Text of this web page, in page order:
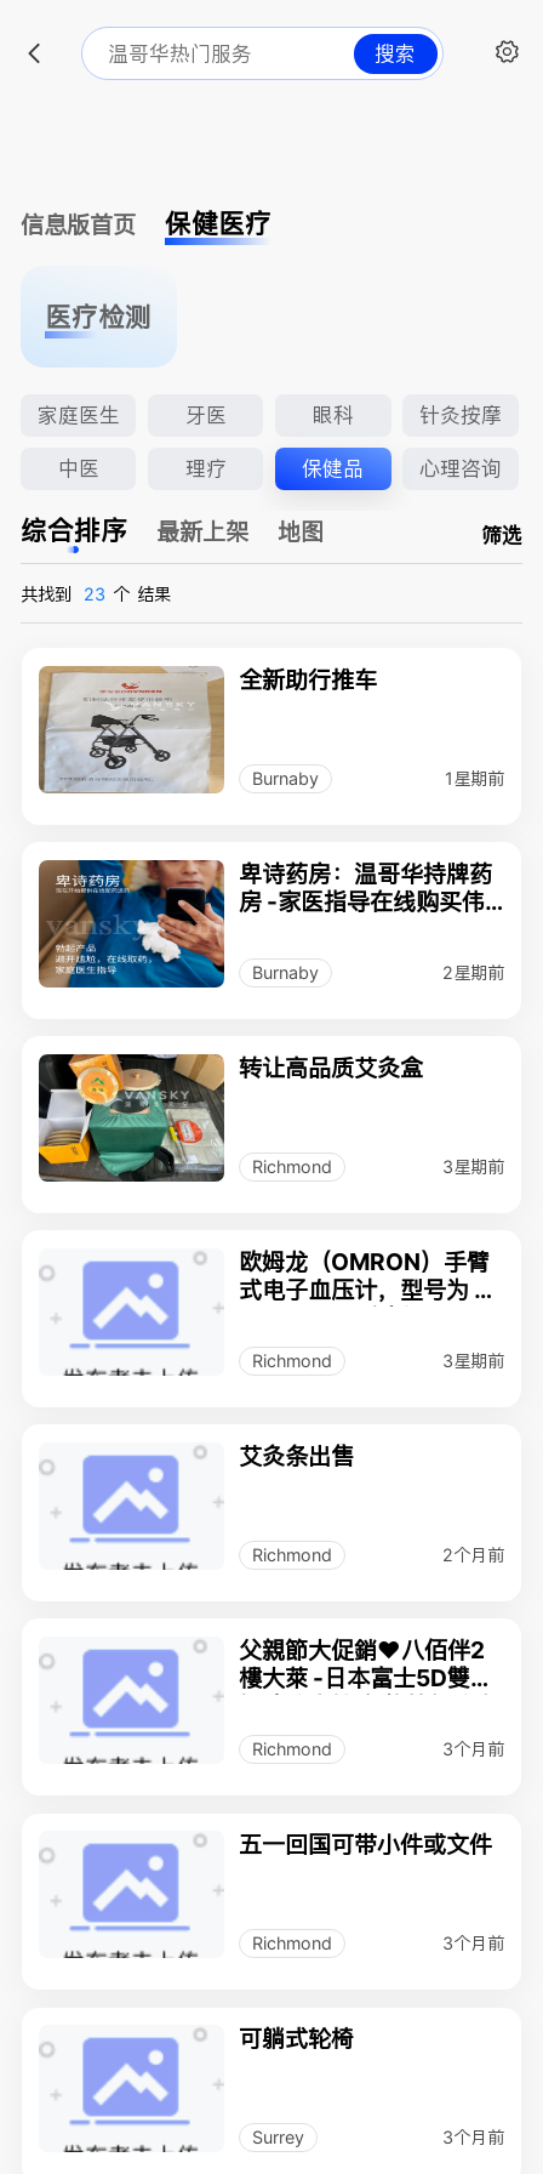
搜索
信息版首页 保健医疗
医疗检测
家庭医生 牙医 眼科 针灸按摩
中医 理疗 保健品 心理咨询
综合排序 最新上架 地图 筛选
共找到 23 个 结果
全新助行推车
Burnaby 1星期前
卑诗药房：温哥华持牌药
房 -家医指导在线购买伟
人去诊所
Burnaby 2星期前
转让高品质艾灸盒
Richmond 3星期前
欧姆龙（OMRON）手臂
式电子血压计，型号为 H
Richmond 3星期前
艾灸条出售
Richmond 2个月前
父親節大促銷❤️八佰伴2
樓大萊 -日本富士5D雙AI
保健產品
Richmond 3个月前
五一回国可带小件或文件
Richmond 3个月前
可躺式轮椅
Surrey 3个月前